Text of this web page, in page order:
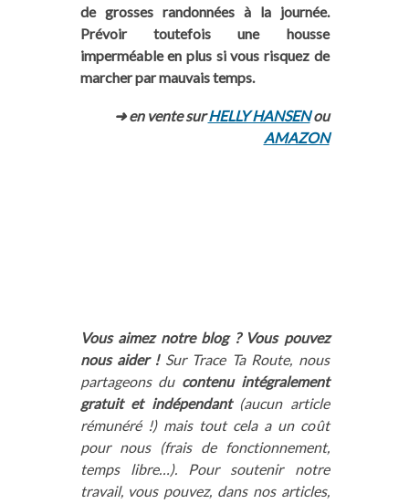
de grosses randonnées à la journée.
Prévoir toutefois une housse
imperméable en plus si vous risquez de
marcher par mauvais temps.
➜ en vente surHELLY HANSENou
AMAZON
Vous aimez notre blog ? Vous pouvez
nous aider !Sur Trace Ta Route, nous
partageons du contenu intégralement
gratuit et indépendant(aucun article
rémunéré !) mais tout cela a un coût
pour nous (frais de fonctionnement,
temps libre…). Pour soutenir notre
travail, vous pouvez, dans nos articles,